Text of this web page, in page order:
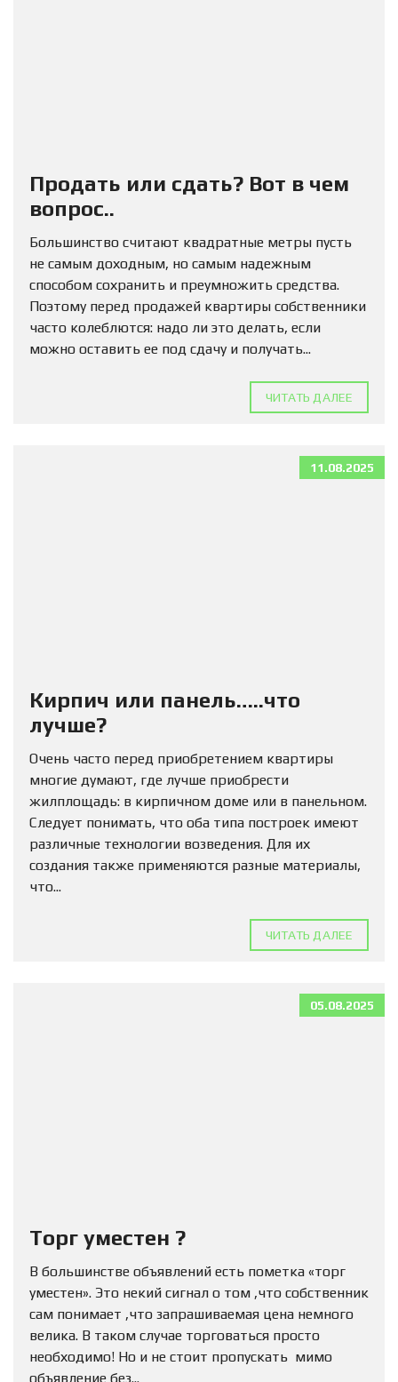
Продать или сдать? Вот в чем
вопрос..
Большинство считают квадратные метры пусть
не самым доходным, но самым надежным
способом сохранить и преумножить средства.
Поэтому перед продажей квартиры собственники
часто колеблются: надо ли это делать, если
можно оставить ее под сдачу и получать...
ЧИТАТЬ ДАЛЕЕ
11.08.2025
Кирпич или панель…..что
лучше?
Очень часто перед приобретением квартиры
многие думают, где лучше приобрести
жилплощадь: в кирпичном доме или в панельном.
Следует понимать, что оба типа построек имеют
различные технологии возведения. Для их
создания также применяются разные материалы,
что...
ЧИТАТЬ ДАЛЕЕ
05.08.2025
Торг уместен ?
В большинстве объявлений есть пометка «торг
уместен». Это некий сигнал о том ,что собственник
сам понимает ,что запрашиваемая цена немного
велика. В таком случае торговаться просто
необходимо! Но и не стоит пропускать мимо
объявление без...